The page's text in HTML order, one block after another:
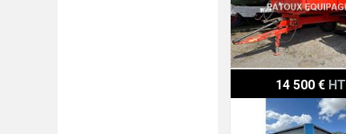
14 500 € HT
Legrand STAR 14500